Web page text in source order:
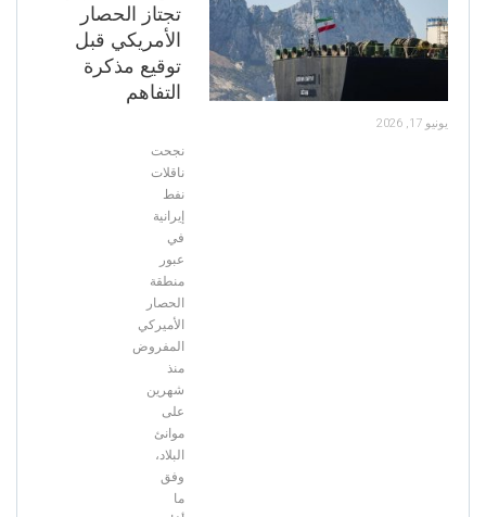
تجتاز الحصار
الأمريكي قبل
توقيع مذكرة
التفاهم
يونيو 17, 2026
نجحت
ناقلات
نفط
إيرانية
في
عبور
منطقة
الحصار
الأميركي
المفروض
منذ
شهرين
على
موانئ
البلاد،
وفق
ما